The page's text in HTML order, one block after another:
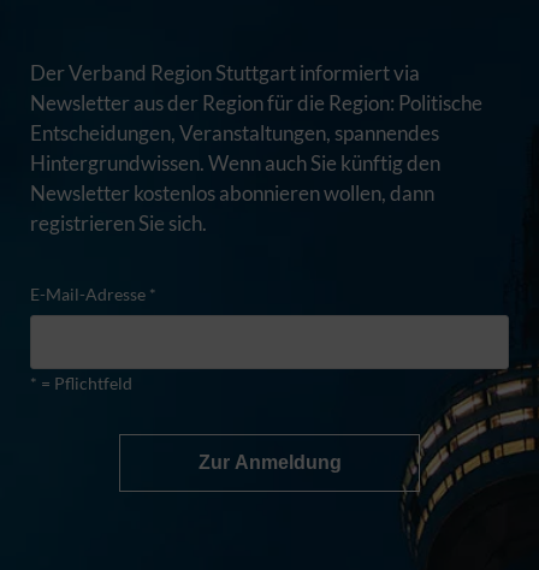
Der Verband Region Stuttgart informiert via
Newsletter aus der Region für die Region: Politische
Entscheidungen, Veranstaltungen, spannendes
Hintergrundwissen. Wenn auch Sie künftig den
Newsletter kostenlos abonnieren wollen, dann
registrieren Sie sich.
E-Mail-Adresse *
* = Pflichtfeld
Zur Anmeldung